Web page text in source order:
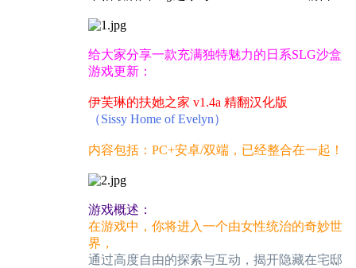
给大家分享一款充满独特魅力的日系SLG沙盒
游戏更新：
伊芙琳的扶她之家 v1.4a 精翻汉化版
（Sissy Home of Evelyn）
内容包括：PC+安卓/双端，已经整合在一起！
游戏概述：
在游戏中，你将进入一个由女性统治的奇妙世
界，
通过高度自由的探索与互动，揭开隐藏在宅邸